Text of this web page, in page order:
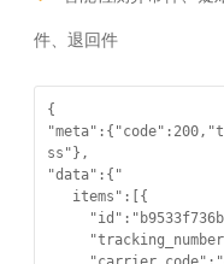
件、退回件
{
ss"},
"data":{"